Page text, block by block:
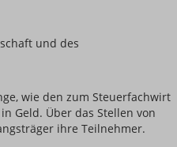
und des
wie den zum Steuerfachwirt
Geld. Über das Stellen von
ihre Teilnehmer.